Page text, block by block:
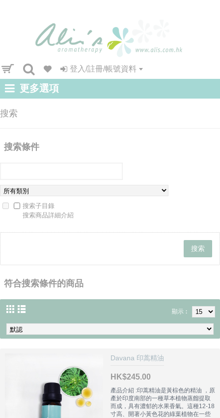
登入/註冊/帳號資料
更多選項
搜索
搜索條件
搜索子目錄
搜索商品詳細介紹
符合搜索條件的商品
顯示︰
Davana 印蒿精油
HK$245.00
產品介紹 :印蒿精油是黃棕色的精油 ，原
產於印度南部的一種草本植物蒸餾提取
而成，具有濃郁的水果香氣。這種12-18
寸高、開著小黃色花的綠葉植物在一些